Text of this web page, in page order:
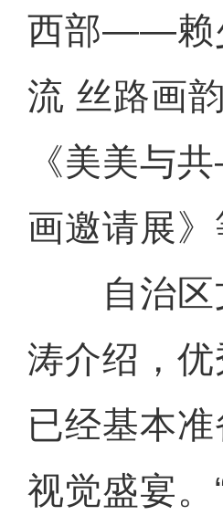
西部——赖
流 丝路画
《美美与
画邀请展》
自治区
涛介绍，
已经基本
视觉盛宴